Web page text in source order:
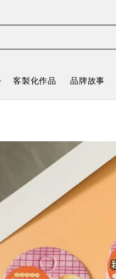
客製化作品 品牌故事